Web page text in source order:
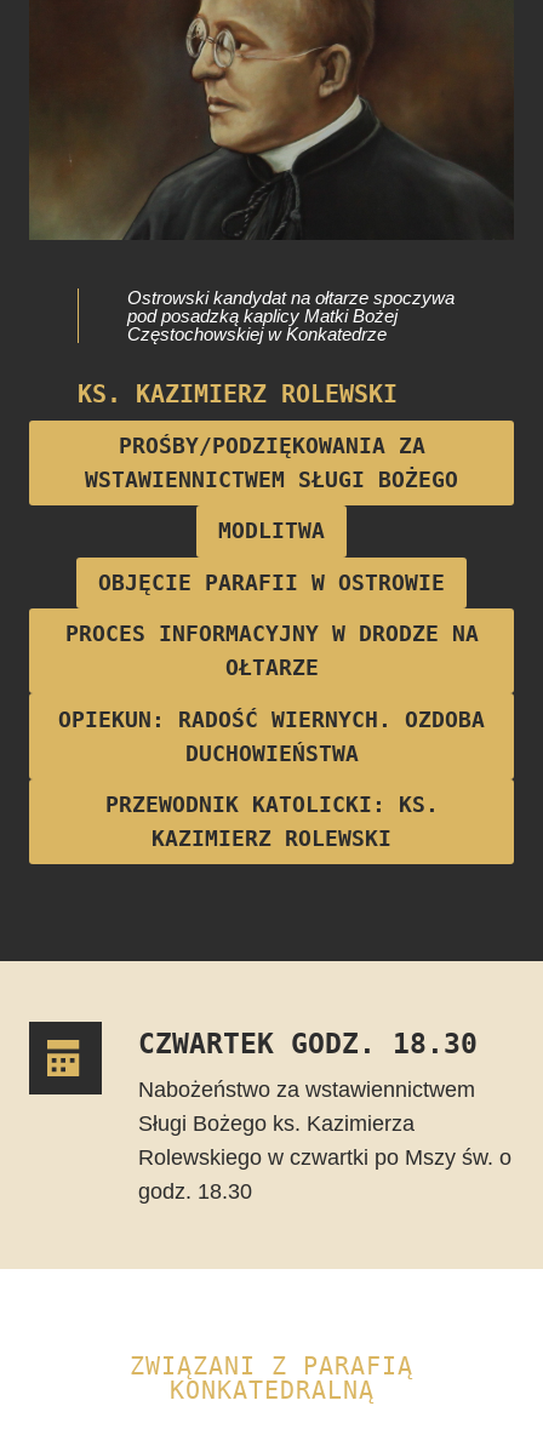
Ostrowski kandydat na ołtarze spoczywa
pod posadzką kaplicy Matki Bożej
Częstochowskiej w Konkatedrze
KS. KAZIMIERZ ROLEWSKI
Proboszcz parafii w latach 1922-1928
PROŚBY/PODZIĘKOWANIA ZA
WSTAWIENNICTWEM SŁUGI BOŻEGO
MODLITWA
OBJĘCIE PARAFII W OSTROWIE
PROCES INFORMACYJNY W DRODZE NA
OŁTARZE
OPIEKUN: RADOŚĆ WIERNYCH. OZDOBA
DUCHOWIEŃSTWA
PRZEWODNIK KATOLICKI: KS.
KAZIMIERZ ROLEWSKI
CZWARTEK GODZ. 18.30
Nabożeństwo za wstawiennictwem
Sługi Bożego ks. Kazimierza
Rolewskiego w czwartki po Mszy św. o
godz. 18.30
ZWIĄZANI Z PARAFIĄ
KONKATEDRALNĄ